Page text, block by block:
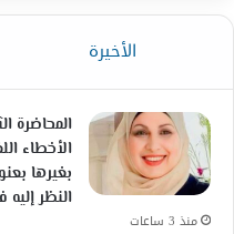
الأخيرة
المحاضرة
الأخطاء
بغيرها
النظر
منذ 3 ساعات